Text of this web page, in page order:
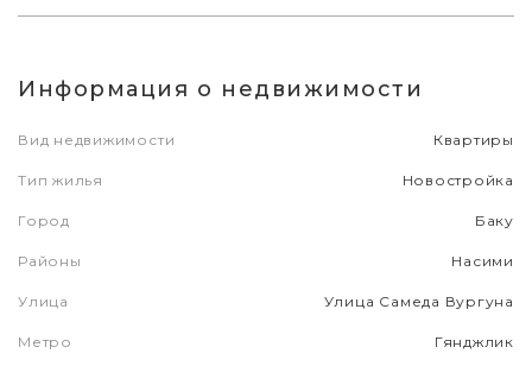
Информация о недвижимости
Вид недвижимости Квартиры
Тип жилья Новостройка
Город Баку
Районы Насими
Улица Улица Самеда Вургуна
Метро Гянджлик